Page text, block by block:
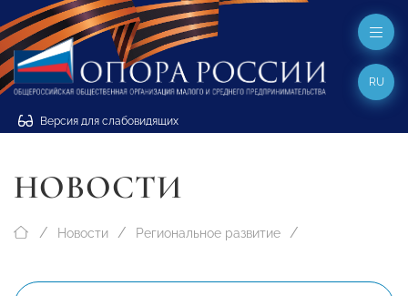
Версия для слабовидящих
RU
НОВОСТИ
Новости Региональное развитие